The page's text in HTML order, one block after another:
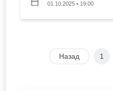
01.10.2025 • 19:00
Назад 1